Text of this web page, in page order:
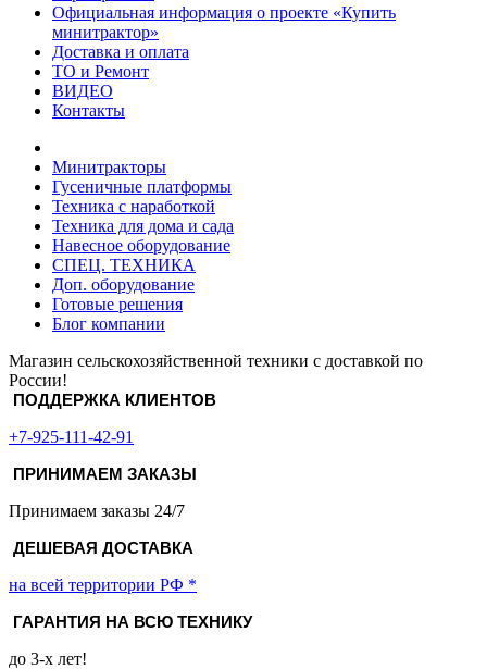
Официальная информация о проекте «Купить
минитрактор»
Доставка и оплата
ТО и Ремонт
ВИДЕО
Контакты
Минитракторы
Гусеничные платформы
Техника с наработкой
Техника для дома и сада
Навесное оборудование
СПЕЦ. ТЕХНИКА
Доп. оборудование
Готовые решения
Блог компании
Магазин сельскохозяйственной техники с доставкой по
России!
ПОДДЕРЖКА КЛИЕНТОВ
+7-925-111-42-91
ПРИНИМАЕМ ЗАКАЗЫ
Принимаем заказы 24/7
ДЕШЕВАЯ ДОСТАВКА
на всей территории РФ *
ГАРАНТИЯ НА ВСЮ ТЕХНИКУ
до 3-х лет!